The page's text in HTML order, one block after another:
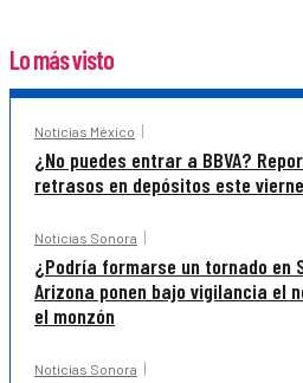
Lo más visto
Noticias México
¿No puedes entrar a BBVA?
retrasos en depósitos este
Noticias Sonora
¿Podría formarse un tornado en
Arizona ponen bajo vigilancia el
el monzón
Noticias Sonora